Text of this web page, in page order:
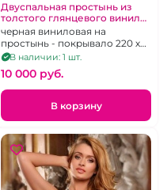
Двуспальная простынь из
толстого глянцевого винила
на резинке «Orgy»
черная виниловая на
простынь - покрывало 220 х
220 см
В наличии: 1 шт.
10 000 pуб.
В корзину